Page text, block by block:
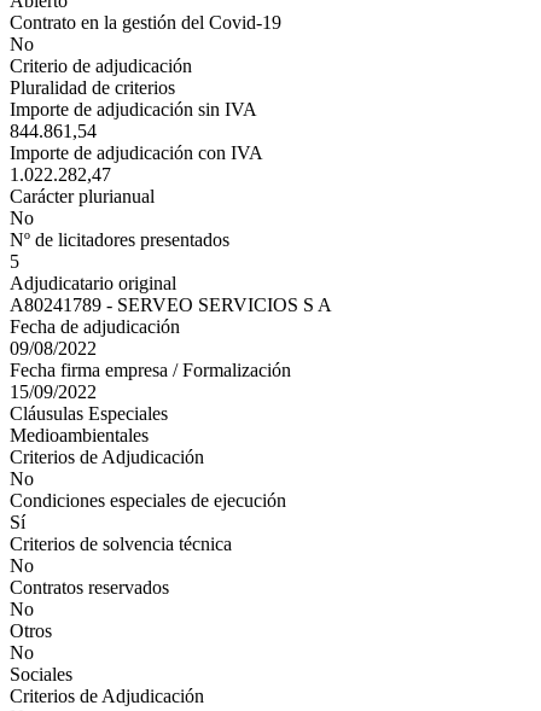
Contrato en la gestión del Covid-19
No
Criterio de adjudicación
Pluralidad de criterios
Importe de adjudicación sin IVA
844.861,54
Importe de adjudicación con IVA
1.022.282,47
Carácter plurianual
No
Nº de licitadores presentados
5
Adjudicatario original
A80241789 - SERVEO SERVICIOS S A
Fecha de adjudicación
09/08/2022
Fecha firma empresa / Formalización
15/09/2022
Cláusulas Especiales
Medioambientales
Criterios de Adjudicación
No
Condiciones especiales de ejecución
Sí
Criterios de solvencia técnica
No
Contratos reservados
No
Otros
No
Sociales
Criterios de Adjudicación